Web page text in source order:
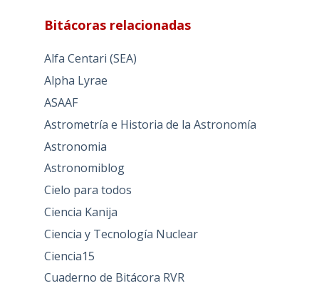
Bitácoras relacionadas
Alfa Centari (SEA)
Alpha Lyrae
ASAAF
Astrometría e Historia de la Astronomía
Astronomia
Astronomiblog
Cielo para todos
Ciencia Kanija
Ciencia y Tecnología Nuclear
Ciencia15
Cuaderno de Bitácora RVR